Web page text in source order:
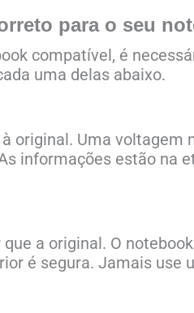
para o seu
compatível, é
uma delas abaixo.
original. Uma voltagem
informações estão na
a original. O
é segura. Jamais use